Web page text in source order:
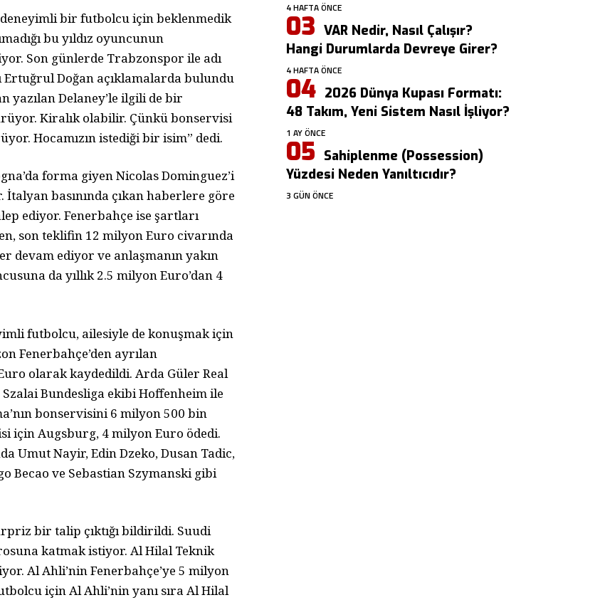
deneyimli bir futbolcu için beklenmedik
bu yıldız oyuncunun
Son günlerde Trabzonspor ile adı
Ertuğrul Doğan açıklamalarda bulundu
yazılan Delaney’le ilgili de bir
Kiralık olabilir. Çünkü bonservisi
Hocamızın istediği bir isim” dedi.
forma giyen Nicolas Dominguez’i
basınında çıkan haberlere göre
ediyor. Fenerbahçe ise şartları
son teklifin 12 milyon Euro civarında
devam ediyor ve anlaşmanın yakın
da yıllık 2.5 milyon Euro’dan 4
futbolcu, ailesiyle de konuşmak için
Fenerbahçe’den ayrılan
olarak kaydedildi. Arda Güler Real
Bundesliga ekibi Hoffenheim ile
bonservisini 6 milyon 500 bin
için Augsburg, 4 milyon Euro ödedi.
Umut Nayir, Edin Dzeko, Dusan Tadic,
Becao ve Sebastian Szymanski gibi
bir talip çıktığı bildirildi. Suudi
katmak istiyor. Al Hilal Teknik
Al Ahli’nin Fenerbahçe’ye 5 milyon
için Al Ahli’nin yanı sıra Al Hilal
4 HAFTA ÖNCE
VAR Nedir, Nasıl Çalışır?
Hangi Durumlarda Devreye Girer?
4 HAFTA ÖNCE
2026 Dünya Kupası Formatı:
48 Takım, Yeni Sistem Nasıl İşliyor?
1 AY ÖNCE
Sahiplenme (Possession)
Yüzdesi Neden Yanıltıcıdır?
3 GÜN ÖNCE